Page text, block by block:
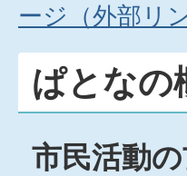
ージ（外部リ
ぱとなの
市民活動